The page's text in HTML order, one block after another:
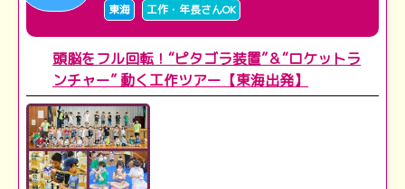
東海 工作・年長さんOK
頭脳をフル回転！“ピタゴラ装置”＆“ロケットラ
ンチャー” 動く工作ツアー【東海出発】